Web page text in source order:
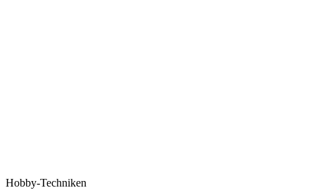
Hobby-Techniken